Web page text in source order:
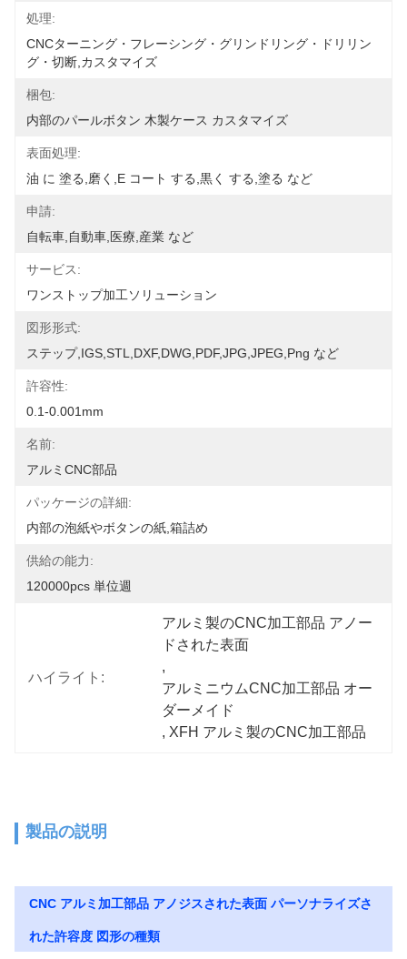
処理:
CNCターニング・フレーシング・グリンドリング・ドリリン
グ・切断,カスタマイズ
梱包:
内部のパールボタン 木製ケース カスタマイズ
表面処理:
油 に 塗る,磨く,E コート する,黒く する,塗る など
申請:
自転車,自動車,医療,産業 など
サービス:
ワンストップ加工ソリューション
図形形式:
ステップ,IGS,STL,DXF,DWG,PDF,JPG,JPEG,Png など
許容性:
0.1-0.001mm
名前:
アルミCNC部品
パッケージの詳細:
内部の泡紙やボタンの紙,箱詰め
供給の能力:
120000pcs 単位週
ハイライト:
アルミ製のCNC加工部品 アノー
ドされた表面
,
アルミニウムCNC加工部品 オー
ダーメイド
, XFH アルミ製のCNC加工部品
製品の説明
CNC アルミ加工部品 アノジスされた表面 パーソナライズさ
れた許容度 図形の種類